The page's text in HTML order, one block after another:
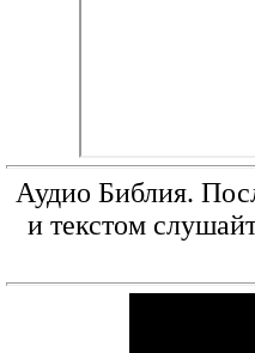
Аудио Библия.
и текстом